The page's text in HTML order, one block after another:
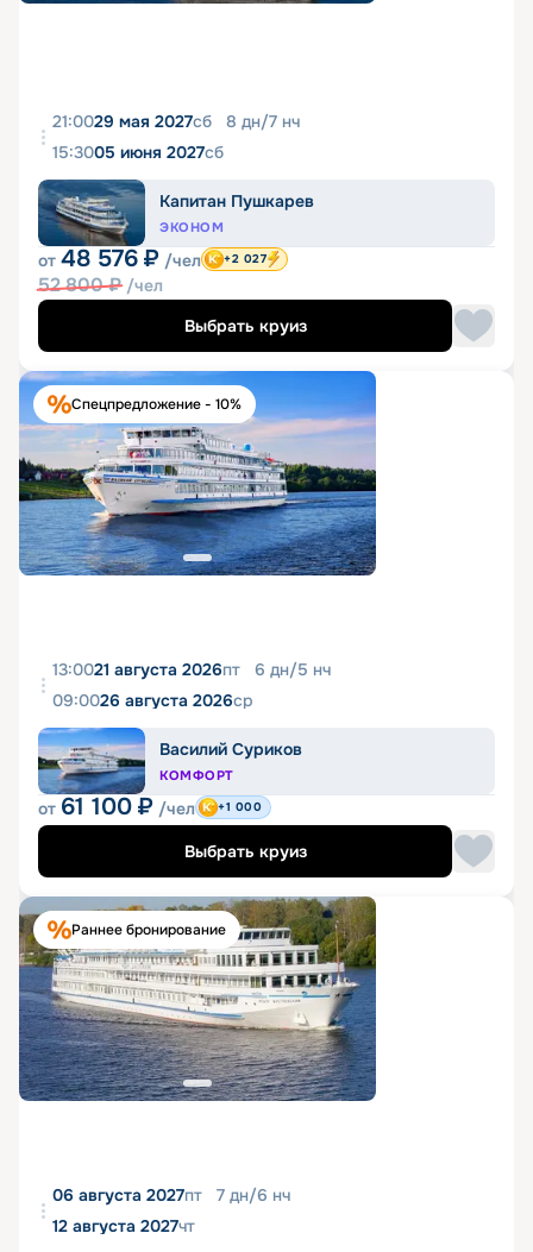
21:0029 мая 2027сб 8 дн/7 нч
15:3005 июня 2027сб
Капитан Пушкарев
ЭКОНОМ
от 48 576 ₽ /чел
52 800₽ /чел
+2 027
Выбрать круиз
Спецпредложение - 10%
13:0021 августа 2026пт 6 дн/5 нч
09:0026 августа 2026ср
Василий Суриков
КОМФОРТ
от 61 100 ₽ /чел +1 000
Выбрать круиз
Раннее бронирование
06 августа 2027пт 7 дн/6 нч
12 августа 2027чт